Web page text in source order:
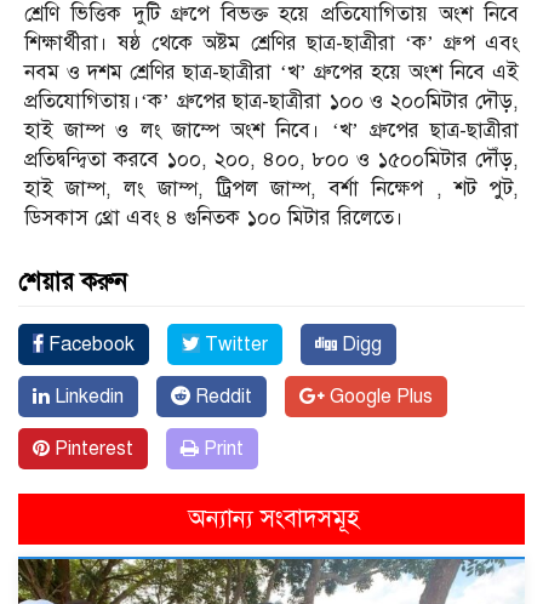
শ্রেণি ভিত্তিক দুটি গ্রুপে বিভক্ত হয়ে প্রতিযোগিতায় অংশ নিবে
শিক্ষার্থীরা। ষষ্ঠ থেকে অষ্টম শ্রেণির ছাত্র-ছাত্রীরা ‘ক’ গ্রুপ এবং
নবম ও দশম শ্রেণির ছাত্র-ছাত্রীরা ‘খ’ গ্রুপের হয়ে অংশ নিবে এই
প্রতিযোগিতায়।‘ক’ গ্রুপের ছাত্র-ছাত্রীরা ১০০ ও ২০০মিটার দৌড়,
হাই জাম্প ও লং জাম্পে অংশ নিবে। ‘খ’ গ্রুপের ছাত্র-ছাত্রীরা
প্রতিদ্বন্দ্বিতা করবে ১০০, ২০০, ৪০০, ৮০০ ও ১৫০০মিটার দৌঁড়,
হাই জাম্প, লং জাম্প, ট্রিপল জাম্প, বর্শা নিক্ষেপ , শট পুট,
ডিসকাস থ্রো এবং ৪ গুনিতক ১০০ মিটার রিলেতে।
শেয়ার করুন
Facebook Twitter Digg
Linkedin Reddit Google Plus
Pinterest Print
অন্যান্য সংবাদসমূহ